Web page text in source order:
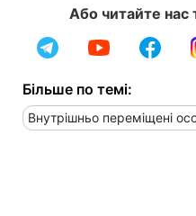
Або читайте нас
Більше по темі:
Внутрішньо переміщені